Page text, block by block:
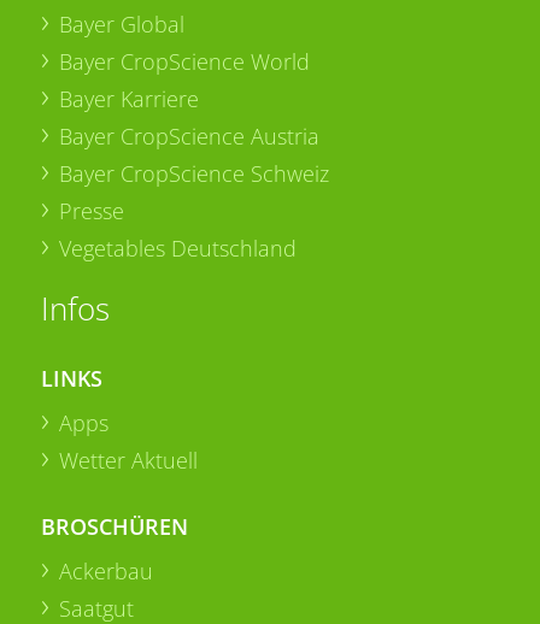
Bayer Global
Bayer CropScience World
Bayer Karriere
Bayer CropScience Austria
Bayer CropScience Schweiz
Presse
Vegetables Deutschland
Infos
LINKS
Apps
Wetter Aktuell
BROSCHÜREN
Ackerbau
Saatgut